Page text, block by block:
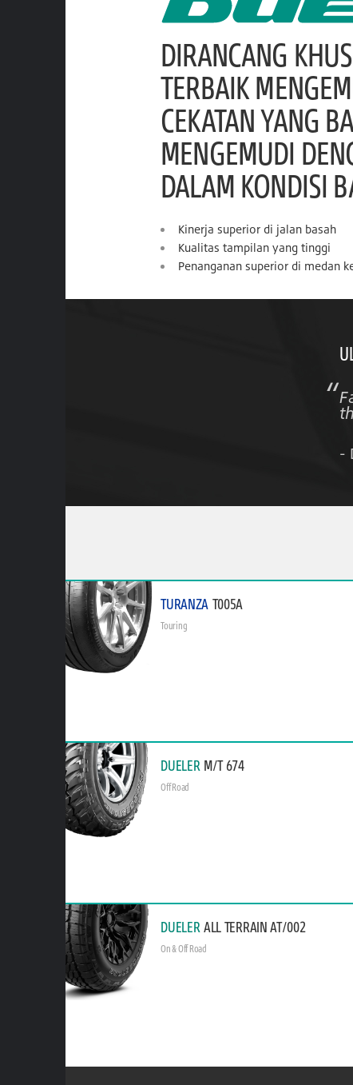
DIRANCANG
TERBAIK
CEKATAN YANG
MENGEMUDI
DALAM KONDISI
Kinerja superior di jalan basah
Kualitas tampilan yang tinggi
Penanganan superior di medan
-
TURANZA T005A
Touring
DUELER M/T 674
Off Road
DUELERALL TERRAIN AT/002
On & Off Road